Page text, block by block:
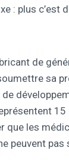
: plus c’est
de
sa
les
peuvent